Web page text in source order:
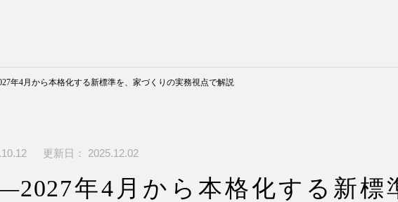
年4月から本格化する新標準を、家づくりの実務視点で解説
更新日： 2025.12.02
年4月から本格化する新標